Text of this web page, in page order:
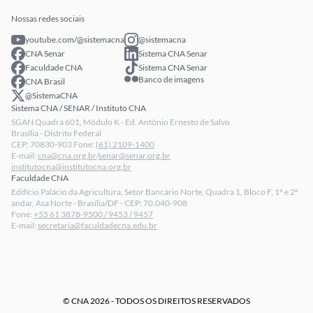
Política de Privacidade
LGPD - Lei Geral de Proteção de Dados
Relatórios de Transparência Salarial da CNA
Nossas redes sociais
youtube.com/@sistemacna
CNA Senar
Faculdade CNA
CNA Brasil
@SistemaCNA
@sistemacna
Sistema CNA Senar
Sistema CNA Senar
Banco de imagens
Sistema CNA / SENAR / Instituto CNA
SGAN Quadra 601, Módulo K - Ed. Antônio Ernesto de Salvo
Brasília - Distrito Federal
CEP: 70830-903 Fone: (61) 2109-1400
E-mail: cna@cna.org.br/senar@senar.org.br
institutocna@institutocna.org.br
Faculdade CNA
Edifício Palácio da Agricultura, Setor Bancário Norte, Quadra 1, Bloco F, 1º e 2º
andar, Asa Norte - Brasília/DF - CEP: 70.040-908
Fone: +55 61 3878-9500 / 9453 / 9457
E-mail: secretaria@faculdadecna.edu.br
© CNA 2026 - TODOS OS DIREITOS RESERVADOS